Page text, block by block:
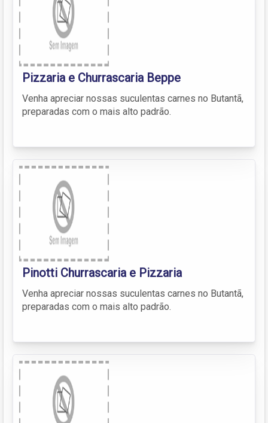
Pizzaria e Churrascaria Beppe
Venha apreciar nossas suculentas carnes no Butantã,
preparadas com o mais alto padrão.
Pinotti Churrascaria e Pizzaria
Venha apreciar nossas suculentas carnes no Butantã,
preparadas com o mais alto padrão.